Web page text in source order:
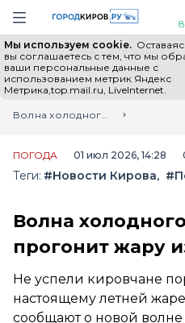
Навигация сайта
Мы используем cookie.
вы соглашаетесь с тем, что мы
ваши персональные данные с
использованием метрик Яндекс
Метрика,top.mail.ru, LiveInternet.
Выборы - 2026 Все новости
Главная
Лента новостей
Волна холодного вторжения прогонит жару из Кирова
ПОГОДА 01 июл 2026, 14:28
Теги: #Новости Кирова
Волна
прогонит жару
Не успели кировчане
настоящему летней
сообщают о новой